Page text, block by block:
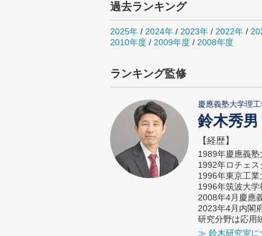
過去ランキング
2025年 / 2024年 / 2023年 / 2022年 /
2010年度 / 2009年度 / 2008年度
ランキング監修
慶應義塾大学理
鈴木秀男
【経歴】
1989年慶應義塾
1992年ロチェス
1996年東京工業
1996年筑波大学
2008年4月慶應
2023年4月内閣
研究分野は応用
≫ 鈴木研究室に